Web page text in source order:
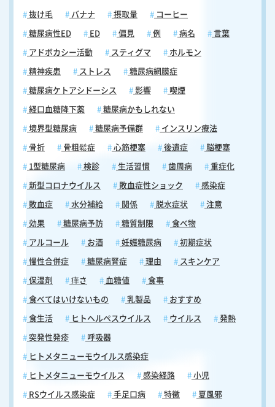
抜け毛 バナナ 摂取量 コーヒー
糖尿病性ED ED 偏見 例 病名 言葉
アドボカシー活動 スティグマ ホルモン
精神疾患 ストレス 糖尿病網膜症
糖尿病ケトアシドーシス 影響 喫煙
経口血糖降下薬 糖尿病かもしれない
境界型糖尿病 糖尿病予備群 インスリン療法
骨折 骨粗鬆症 心筋梗塞 後遺症 脳梗塞
1型糖尿病 検診 生活習慣 歯周病 重症化
新型コロナウイルス 敗血症性ショック 感染症
敗血症 水分補給 関係 脱水症状 注意
効果 糖尿病予防 糖質制限 食べ物
アルコール お酒 妊娠糖尿病 初期症状
慢性合併症 糖尿病腎症 理由 スキンケア
保湿剤 痒さ 血糖値 食事
食べてはいけないもの 乳製品 おすすめ
食生活 ヒトヘルペスウイルス ウイルス 発熱
突発性発疹 呼吸器
ヒトメタニューモウイルス感染症
ヒトメタニューモウイルス 感染経路 小児
RSウイルス感染症 手足口病 特徴 夏風邪